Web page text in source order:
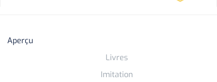
Aperçu
Livres
Imitation